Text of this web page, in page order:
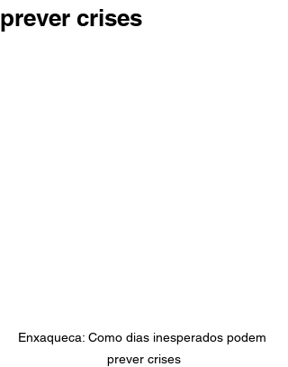
prever crises
Enxaqueca: Como dias inesperados podem
prever crises